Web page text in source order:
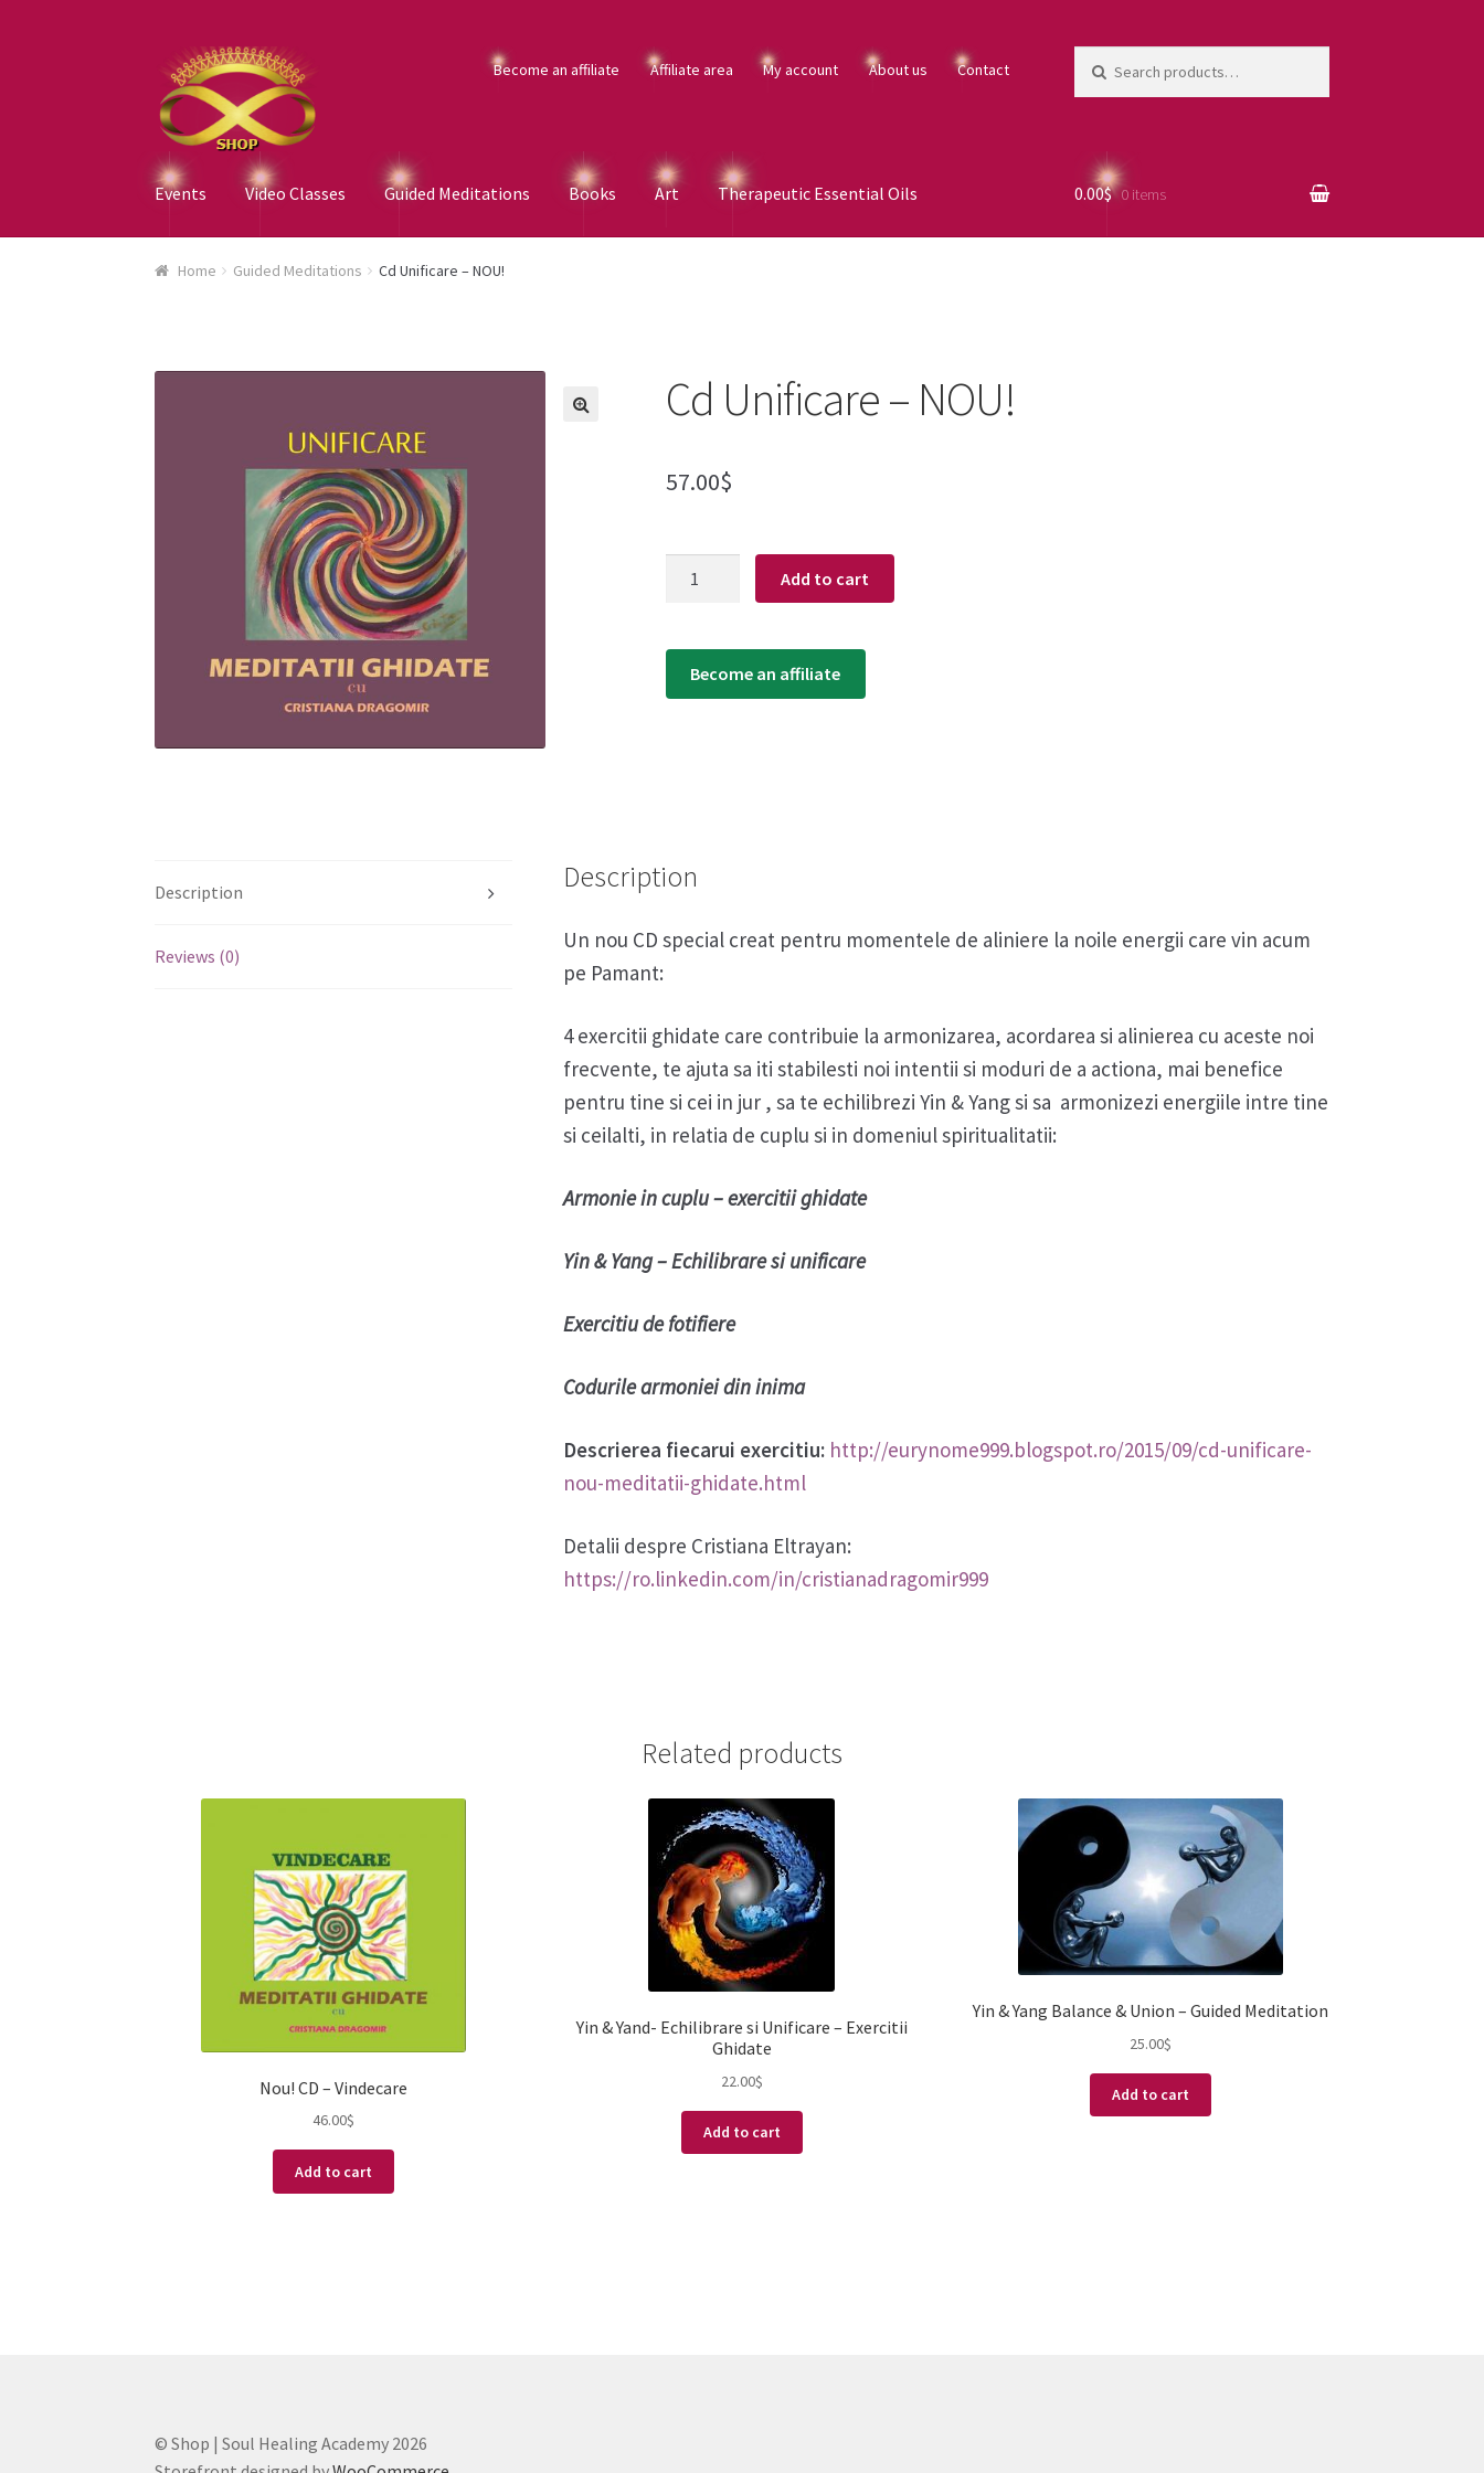
Skip
to
navigation
Skip
to
content
Become an affiliate Affiliate area My account About us Contact
for:
Events Video Classes Guided Meditations Books Art Therapeutic Essential Oils 0.00$ 0 items
Home Guided Meditations Cd Unificare – NOU!
Cd Unificare – NOU!
57.00$
Add to cart
Become an affiliate
Description
Reviews (0)
Description
Un nou CD special creat pentru momentele de aliniere la noile energii care vin acum
pe Pamant:
4 exercitii ghidate care contribuie la armonizarea, acordarea si alinierea cu aceste noi
frecvente, te ajuta sa iti stabilesti noi intentii si moduri de a actiona, mai benefice
pentru tine si cei in jur , sa te echilibrezi Yin & Yang si sa armonizezi energiile intre tine
si ceilalti, in relatia de cuplu si in domeniul spiritualitatii:
Armonie in cuplu – exercitii ghidate
Yin & Yang – Echilibrare si unificare
Exercitiu de fotifiere
Codurile armoniei din inima
Descrierea fiecarui exercitiu: http://eurynome999.blogspot.ro/2015/09/cd-unificare-
nou-meditatii-ghidate.html
Detalii despre Cristiana Eltrayan:
https://ro.linkedin.com/in/cristianadragomir999
Related products
Nou! CD – Vindecare
46.00$
Add to cart
Yin & Yand- Echilibrare si Unificare – Exercitii
Ghidate
22.00$
Add to cart
Yin & Yang Balance & Union – Guided Meditation
25.00$
Add to cart
© Shop | Soul Healing Academy 2026